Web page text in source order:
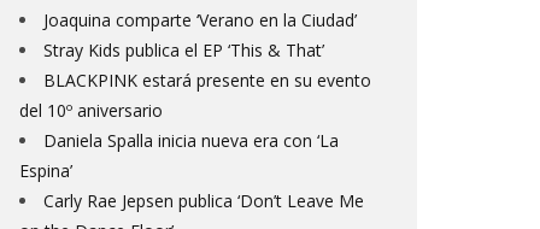
Joaquina comparte ‘Verano en la Ciudad’
Stray Kids publica el EP ‘This & That’
BLACKPINK estará presente en su evento
del 10º aniversario
Daniela Spalla inicia nueva era con ‘La
Espina’
Carly Rae Jepsen publica ‘Don’t Leave Me